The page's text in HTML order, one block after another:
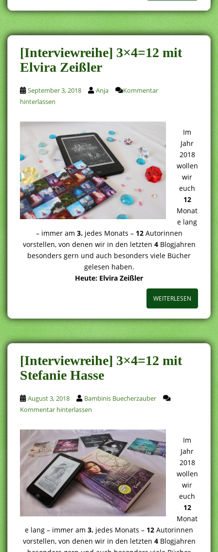
[Interviewreihe] 3×4=12 mit
Elvira Zeißler
September 3, 2018 Anja
Kommentar
hinterlassen
Im
Jahr
2018
wollen
wir
euch
12
Monat
e lang
– immer am 3. jedes Monats – 12Autorinnen
vorstellen, von denen wir in den letzten 4Blogjahren
besonders gern und auch besonders viele Bücher
gelesen haben.
Heute: Elvira Zeißler
WEITERLESEN
[Interviewreihe] 3×4=12 mit
Stefanie Hasse
August 3, 2018
Bambinis Buecherzauber
Kommentar hinterlassen
Im
Jahr
2018
wollen
wir
euch
12
Monat
e lang – immer am 3. jedes Monats – 12 Autorinnen
vorstellen, von denen wir in den letzten 4Blogjahren